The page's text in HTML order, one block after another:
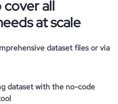
cover all
at scale
dataset files or via
dataset with the no-code